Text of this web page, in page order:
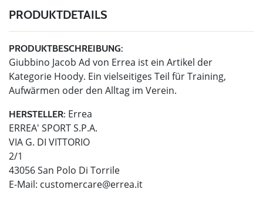
PRODUKTDETAILS
PRODUKTBESCHREIBUNG:
Giubbino Jacob Ad von Errea ist ein Artikel der
Kategorie Hoody. Ein vielseitiges Teil für Training,
Aufwärmen oder den Alltag im Verein.
HERSTELLER: Errea
ERREA' SPORT S.P.A.
VIA G. DI VITTORIO
2/1
43056 San Polo Di Torrile
E-Mail: customercare@errea.it